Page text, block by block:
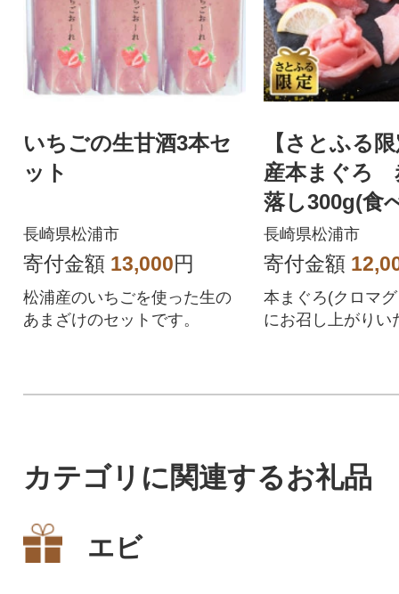
いちごの生甘酒3本セ
ット
長崎県松浦市
寄付金額 13,000円
松浦産のいちごを使った生の
あまざけのセットです。
【さとふる
産本まぐろ
落し300g(食
イズ100g×3)
長崎県松浦市
寄付金額
本まぐろ(クロマ
にお召し上がりい
カテゴリに関連するお礼品
エビ